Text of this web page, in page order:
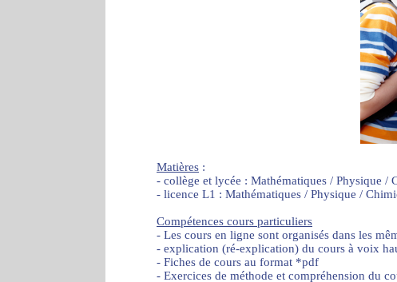
Matières :
- collège et lycée : Mathématiques / Physique
- licence L1 : Mathématiques / Physique /
Compétences cours particuliers
- Les cours en ligne sont organisés dans les
- explication (ré-explication) du cours à voix
- Fiches de cours au format *pdf
- Exercices de méthode et compréhension du